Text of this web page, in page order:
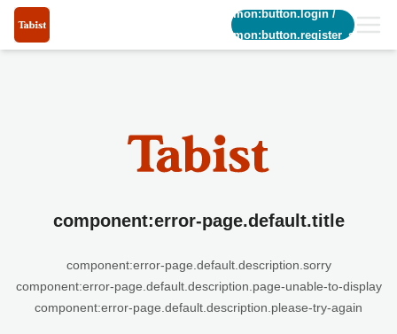
common:button.login/
common:button.register_short
component:error-page.default.title
component:error-page.default.description.sorry
component:error-page.default.description.page-unable-to-display
component:error-page.default.description.please-try-again